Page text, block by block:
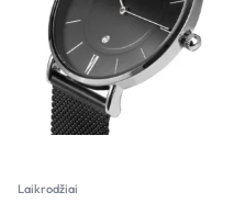
Laikrodžiai